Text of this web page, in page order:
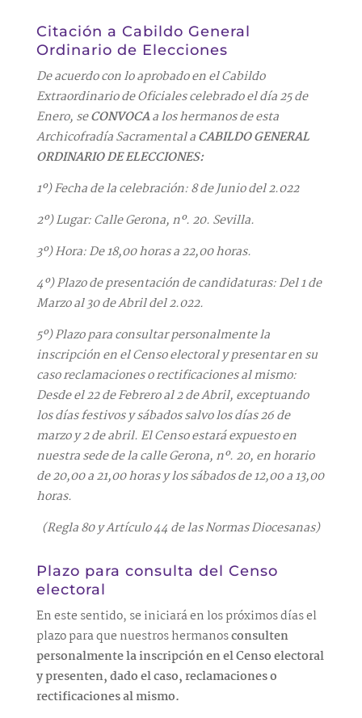
Citación a Cabildo General
Ordinario de Elecciones
De acuerdo con lo aprobado en el Cabildo
Extraordinario de Oficiales celebrado el día 25 de
Enero, seCONVOCAa los hermanos de esta
Archicofradía Sacramental aCABILDO GENERAL
ORDINARIO DE ELECCIONES:
1º) Fecha de la celebración: 8 de Junio del 2.022
2º) Lugar: Calle Gerona, nº. 20. Sevilla.
3º) Hora: De 18,00 horas a 22,00 horas.
4º) Plazo de presentación de candidaturas: Del 1 de
Marzo al 30 de Abril del 2.022.
5º) Plazo para consultar personalmente la
inscripción en el Censo electoral y presentar en su
caso reclamaciones o rectificaciones al mismo:
Desde el 22 de Febrero al 2 de Abril, exceptuando
los días festivos y sábados salvo los días 26 de
marzo y 2 de abril. El Censo estará expuesto en
nuestra sede de la calle Gerona, nº. 20, en horario
de 20,00 a 21,00 horas y los sábados de 12,00 a 13,00
horas.
(Regla 80 y Artículo 44 de las Normas Diocesanas)
Plazo para consulta del Censo
electoral
En este sentido, se iniciará en los próximos días el
plazo para que nuestros hermanosconsulten
personalmente la inscripción en el Censo electoral
y presenten, dado el caso, reclamaciones o
rectificaciones al mismo.